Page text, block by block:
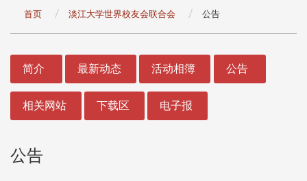
首页 淡江大学世界校友会联合会 公告
简介 最新动态 活动相簿 公告
相关网站 下载区 电子报
公告